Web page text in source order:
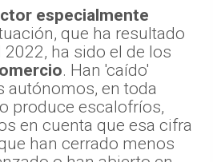
especialmente
que ha resultado
ha sido el de los
. Han 'caído'
autónomos, en toda
produce escalofríos,
en cuenta que esa cifra
han cerrado menos